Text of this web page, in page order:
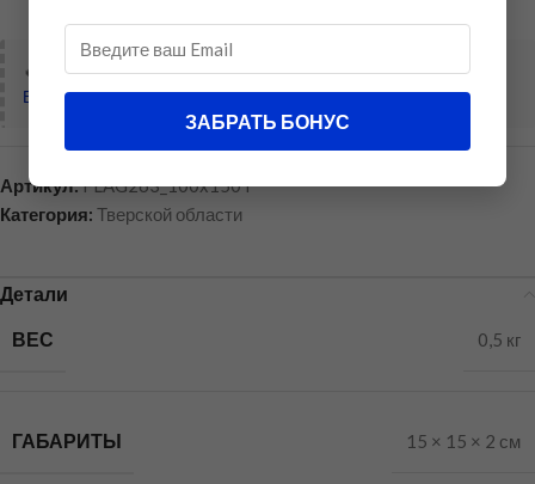
🔥
Хотите купить дешевле?
Войдите в аккаунт, чтобы предложить свою цену!
Артикул:FLAG263_100x150T
Категория: Тверской области
Детали
ВЕС
0,5 кг
ГАБАРИТЫ 15 × 15 × 2 см
ЗАБРАТЬ БОНУС